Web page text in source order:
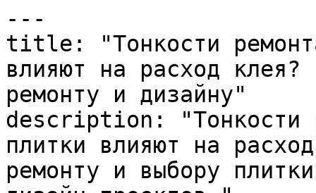
---
title: "Тонкости
влияют на расход
ремонту и дизайну"
description: "Тонкости
плитки влияют на
ремонту и выбору